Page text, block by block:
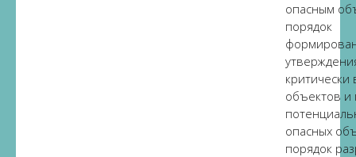
опасным
порядок
критически
объектов и
опасных
порядок